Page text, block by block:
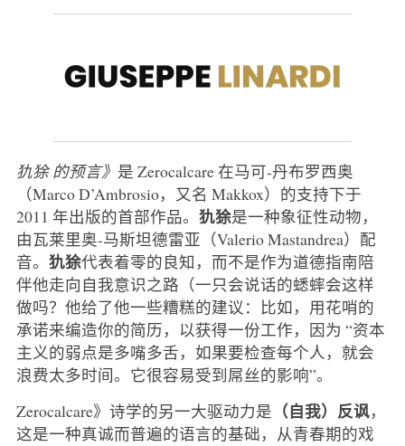
犰狳 的预言》 是 Zerocalcare 在马可-丹布罗西奥
（Marco D’Ambrosio，又名 Makkox）的支持下于
2011 年出版的首部作品。 犰狳是一种象征性动物，
由瓦莱里奥-马斯坦德雷亚（Valerio Mastandrea）配
音。 犰狳代表着零的良知，而不是作为道德指南陪
伴他走向自我意识之路（一只会说话的蟋蟀会这样
做吗？他给了他一些糟糕的建议：比如，用花哨的
承诺来编造你的简历，以获得一份工作，因为 “资本
主义的弱点是多嘴多舌，如果要检查每个人，就会
浪费太多时间。它很容易受到屌丝的影响”。
Zerocalcare》诗学的另一大驱动力是 （自我）反讽，
这是一种真诚而普遍的语言的基础，从青春期的戏